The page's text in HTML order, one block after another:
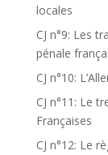
locales
CJ n°9: Les
pénale
CJ n°10:
CJ n°11: Le
Françaises
CJ n°12: Le